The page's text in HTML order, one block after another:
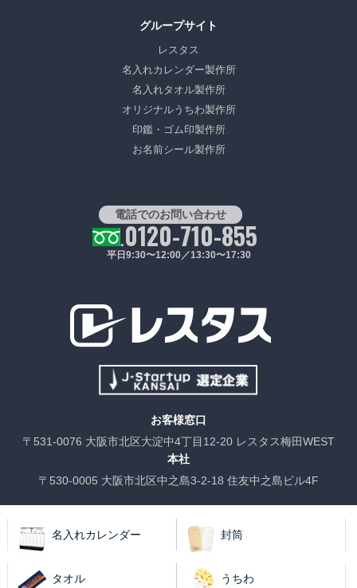
グループサイト
レスタス
名入れカレンダー製作所
名入れタオル製作所
オリジナルうちわ製作所
印鑑・ゴム印製作所
お名前シール製作所
電話でのお問い合わせ
0120-710-855
平日9:30〜12:00／13:30〜17:30
お客様窓口
〒531-0076 大阪市北区大淀中4丁目12-20 レスタス梅田WEST
本社
〒530-0005 大阪市北区中之島3-2-18 住友中之島ビル4F
名入れカレンダー 封筒
タオル うちわ